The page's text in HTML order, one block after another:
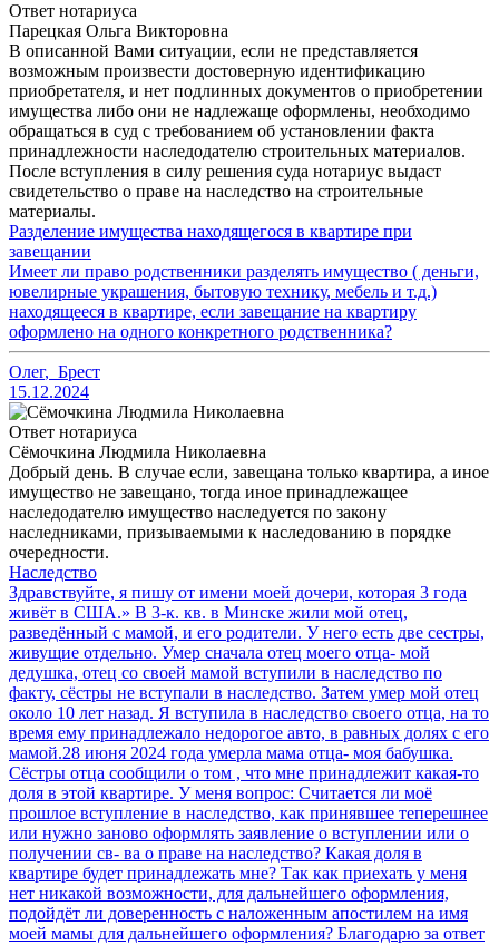
Ответ нотариуса
Парецкая Ольга Викторовна
В описанной Вами ситуации, если не представляется
возможным произвести достоверную идентификацию
приобретателя, и нет подлинных документов о приобретении
имущества либо они не надлежаще оформлены, необходимо
обращаться в суд с требованием об установлении факта
принадлежности наследодателю строительных материалов.
После вступления в силу решения суда нотариус выдаст
свидетельство о праве на наследство на строительные
материалы.
Разделение имущества находящегося в квартире при
завещании
Имеет ли право родственники разделять имущество ( деньги,
ювелирные украшения, бытовую технику, мебель и т.д.)
находящееся в квартире, если завещание на квартиру
оформлено на одного конкретного родственника?
Олег, Брест
15.12.2024
Ответ нотариуса
Сёмочкина Людмила Николаевна
Добрый день. В случае если, завещана только квартира, а иное
имущество не завещано, тогда иное принадлежащее
наследодателю имущество наследуется по закону
наследниками, призываемыми к наследованию в порядке
очередности.
Наследство
Здравствуйте, я пишу от имени моей дочери, которая 3 года
живёт в США.» В 3-к. кв. в Минске жили мой отец,
разведённый с мамой, и его родители. У него есть две сестры,
живущие отдельно. Умер сначала отец моего отца- мой
дедушка, отец со своей мамой вступили в наследство по
факту, сёстры не вступали в наследство. Затем умер мой отец
около 10 лет назад. Я вступила в наследство своего отца, на то
время ему принадлежало недорогое авто, в равных долях с его
мамой.28 июня 2024 года умерла мама отца- моя бабушка.
Сёстры отца сообщили о том , что мне принадлежит какая-то
доля в этой квартире. У меня вопрос: Считается ли моё
прошлое вступление в наследство, как принявшее теперешнее
или нужно заново оформлять заявление о вступлении или о
получении св- ва о праве на наследство? Какая доля в
квартире будет принадлежать мне? Так как приехать у меня
нет никакой возможности, для дальнейшего оформления,
подойдёт ли доверенность с наложенным апостилем на имя
моей мамы для дальнейшего оформления? Благодарю за ответ